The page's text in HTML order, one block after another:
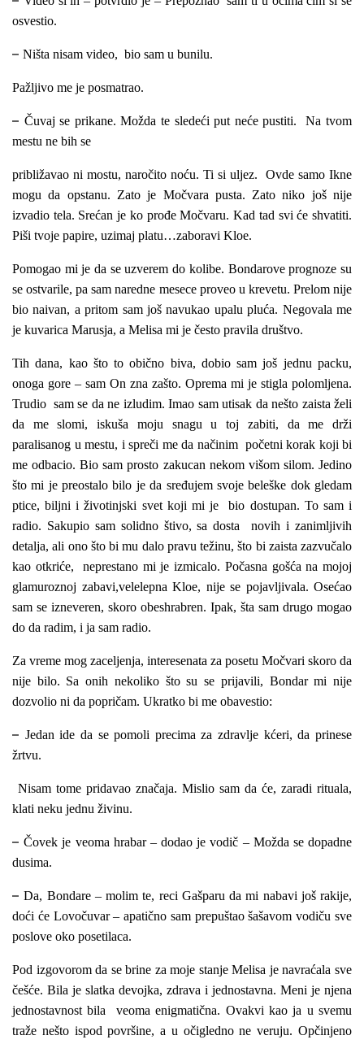
osvestio.
– Ništa nisam video, bio sam u bunilu.
Pažljivo me je posmatrao.
– Čuvaj se prikane. Možda te sledeći put neće pustiti. Na tvom
mestu ne bih se
približavao ni mostu, naročito noću. Ti si uljez. Ovde samo Ikne
mogu da opstanu. Zato je Močvara pusta. Zato niko još nije
izvadio tela. Srećan je ko prođe Močvaru. Kad tad svi će shvatiti.
Piši tvoje papire, uzimaj platu…zaboravi Kloe.
Pomogao mi je da se uzverem do kolibe. Bondarove prognoze su
se ostvarile, pa sam naredne mesece proveo u krevetu. Prelom nije
bio naivan, a pritom sam još navukao upalu pluća. Negovala me
je kuvarica Marusja, a Melisa mi je često pravila društvo.
Tih dana, kao što to obično biva, dobio sam još jednu packu,
onoga gore – sam On zna zašto. Oprema mi je stigla polomljena.
Trudio sam se da ne izludim. Imao sam utisak da nešto zaista želi
da me slomi, iskuša moju snagu u toj zabiti, da me drži
paralisanog u mestu, i spreči me da načinim početni korak koji bi
me odbacio. Bio sam prosto zakucan nekom višom silom. Jedino
što mi je preostalo bilo je da sređujem svoje beleške dok gledam
ptice, biljni i životinjski svet koji mi je bio dostupan. To sam i
radio. Sakupio sam solidno štivo, sa dosta novih i zanimljivih
detalja, ali ono što bi mu dalo pravu težinu, što bi zaista zazvučalo
kao otkriće, neprestano mi je izmicalo. Počasna gošća na mojoj
glamuroznoj zabavi,velelepna Kloe, nije se pojavljivala. Osećao
sam se izneveren, skoro obeshrabren. Ipak, šta sam drugo mogao
do da radim, i ja sam radio.
Za vreme mog zaceljenja, interesenata za posetu Močvari skoro da
nije bilo. Sa onih nekoliko što su se prijavili, Bondar mi nije
dozvolio ni da popričam. Ukratko bi me obavestio:
– Jedan ide da se pomoli precima za zdravlje kćeri, da prinese
žrtvu.
Nisam tome pridavao značaja. Mislio sam da će, zaradi rituala,
klati neku jednu živinu.
–Čovek je veoma hrabar – dodao je vodič – Možda se dopadne
dusima.
–Da, Bondare – molim te, reci Gašparu da mi nabavi još rakije,
doći će Lovočuvar – apatično sam prepuštao šašavom vodiču sve
poslove oko posetilaca.
Pod izgovorom da se brine za moje stanje Melisa je navraćala sve
češće. Bila je slatka devojka, zdrava i jednostavna. Meni je njena
jednostavnost bila veoma enigmatična. Ovakvi kao ja u svemu
traže nešto ispod površine, a u očigledno ne veruju. Opčinjeno